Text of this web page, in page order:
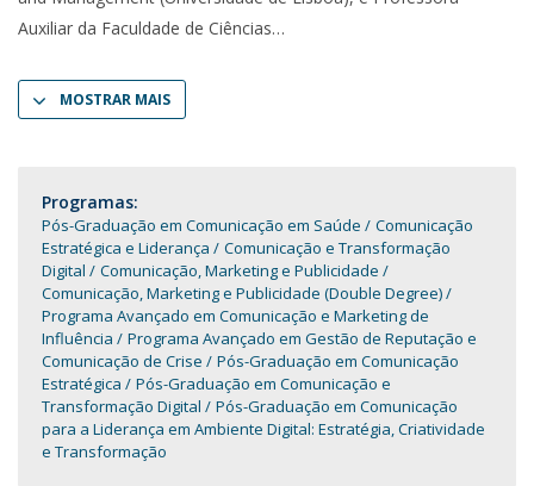
Auxiliar da Faculdade de Ciências
MOSTRAR MAIS
Programas:
Pós-Graduação em Comunicação em Saúde
Comunicação
Estratégica e Liderança
Comunicação e Transformação
Digital
Comunicação, Marketing e Publicidade
Comunicação, Marketing e Publicidade (Double Degree)
Programa Avançado em Comunicação e Marketing de
Influência
Programa Avançado em Gestão de Reputação e
Comunicação de Crise
Pós-Graduação em Comunicação
Estratégica
Pós-Graduação em Comunicação e
Transformação Digital
Pós-Graduação em Comunicação
para a Liderança em Ambiente Digital: Estratégia, Criatividade
e Transformação